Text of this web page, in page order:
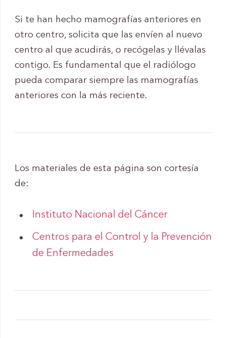
Si te han hecho mamografías anteriores en
otro centro, solicita que las envíen al nuevo
centro al que acudirás, o recógelas y llévalas
contigo. Es fundamental que el radiólogo
pueda comparar siempre las mamografías
anteriores con la más reciente.
Los materiales de esta página son cortesía
de:
Instituto Nacional del Cáncer
Centros para el Control y la Prevención
de Enfermedades